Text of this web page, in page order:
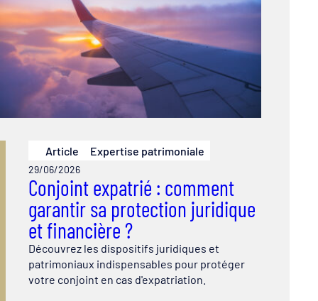
Article Expertise patrimoniale
29/06/2026
Conjoint expatrié : comment
garantir sa protection juridique
et financière ?
Découvrez les dispositifs juridiques et
patrimoniaux indispensables pour protéger
votre conjoint en cas d'expatriation.